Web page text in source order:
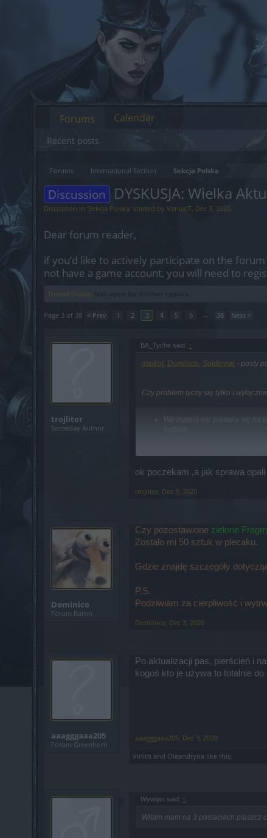
Forums International Section Sekcja Polska
Discussion DYSKUSJA: Wielka
Discussion in 'Sekcja Polska' started by VenusIT, Dec 3, 2020.
Dear forum reader,
if you’d like to actively participate on the
not have a game account, you will need to
Thread Status:
Page 3 of 38 < Prev 1 2 3 4 5 6 → 38 Next >
trojliter
Someday Author
BA_Tyche said: ↑
gsokol, Dominico, Soldemar - posty
Czy problem tyczy się tylko i
Wir materii nie pojawia się
Tak samo skrypt zadziałał na
POCZEKAĆ. Tak samo jak inni. Błąd
ok poczekam ,a jak sprawa
trojliter Dec 3, 2020
Dominico
Forum Baron
Czy pozostawione zielone F
Zostało mi 50 sztuk w plecaku.
Gdzie znajdę szczegóły
P.S.
Podziwiam za cierpliwość i
Dominico Dec 3, 2020
aaagggaaa205
Forum Greenhorn
Po aktualizacji pas, pierścień i
kogoś kto je używa to totalnie
aaagggaaa205 Dec 3, 2020
Vinith and Oleandryna like this.
Wywijas said: ↑
Witam mam na 3 postaciach plaszcz
Forums
Recent posts
Calendar